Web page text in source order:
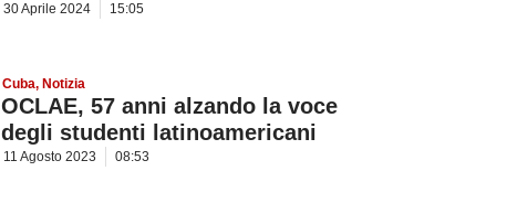
30 Aprile 2024 15:05
Cuba, Notizia
OCLAE, 57 anni alzando la voce
degli studenti latinoamericani
11 Agosto 2023 08:53